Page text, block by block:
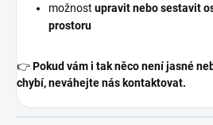
možnost upravit nebo sestavit
prostoru
👉Pokud vám i tak něco není jasné
chybí, neváhejte nás kontaktovat.